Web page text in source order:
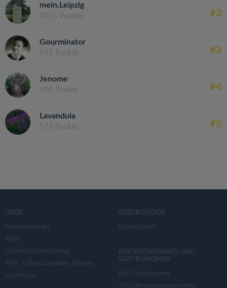
mein.Leipzig
1025 Punkte #2
Gourminator
975 Punkte #3
Jenome
900 Punkte #4
Lavandula
575 Punkte #5
ÜBER
Kontaktanfrage
AGB
Datenschutzerklärung
APP- & Benutzerdaten löschen
Impressum
GASTROGUIDE
Deutschland
FÜR RESTAURANTS UND
GASTRONOMEN
Für Gastronomen
Tisch Reservierungsystem